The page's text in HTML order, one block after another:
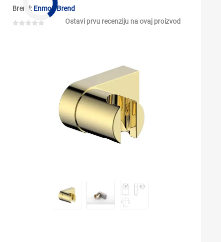
Brend: Enmon Brend
Ostavi prvu recenziju na ovaj proizvod